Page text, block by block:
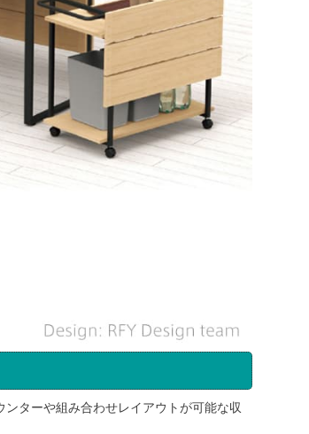
ターや組み合わせレイアウトが可能な収